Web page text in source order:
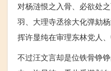
对杨涟恨之入骨、必欲处
羽、大理寺丞徐大化弹劾
挥许显纯在审理东林党人
不过汪文言却是位铁骨铮